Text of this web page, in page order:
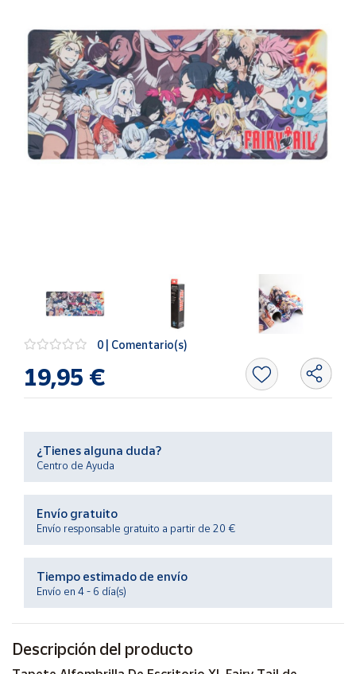
Para Canarias,
Ceuta y Melilla
Más
populares
Bono
Solidarios
Ayuda
Centro
de ayuda
Contacto
Vendedores
vendedores
Hazte
vendedor
Área
vendedor
0 | Comentario(s)
19,95 €
¿Tienes alguna duda?
Centro de Ayuda
Envío gratuito
Envío responsable gratuito a partir de 20 €
Tiempo estimado de envío
Envío en 4 - 6 día(s)
Descripción del producto